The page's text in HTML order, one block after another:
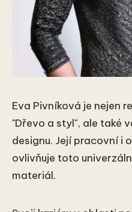
Eva Pivníková je nejen
"Dřevo a styl", ale také
designu. Její pracovní i
ovlivňuje toto
materiál.